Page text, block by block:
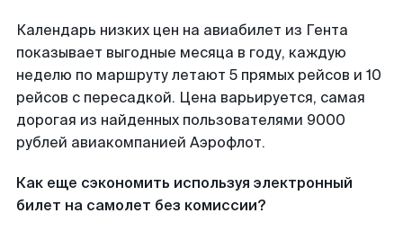
Календарь низких цен на авиабилет из Гента
показывает выгодные месяца в году, каждую
неделю по маршруту летают 5 прямых рейсов и 10
рейсов с пересадкой. Цена варьируется, самая
дорогая из найденных пользователями 9000
рублей авиакомпанией Аэрофлот.
Как еще сэкономить используя электронный
билет на самолет без комиссии?